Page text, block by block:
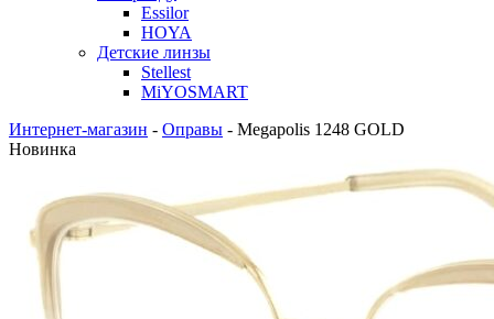
Essilor
HOYA
Детские линзы
Stellest
MiYOSMART
Интернет-магазин - Оправы - Megapolis 1248 GOLD
Новинка